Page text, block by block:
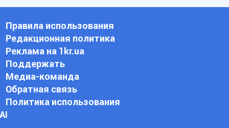
Правила использования
Редакционная политика
Реклама на 1kr.ua
Поддержать
Медиа-команда
Обратная связь
Политика использования
АI